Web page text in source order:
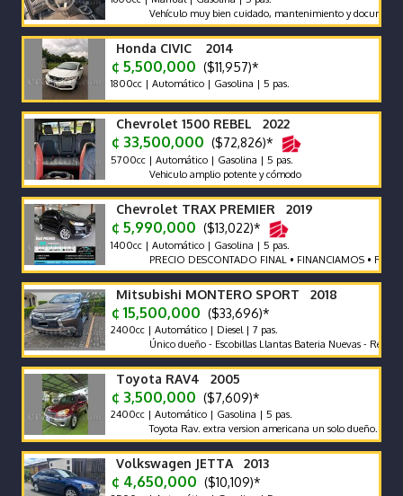
Vehículo muy bien cuidado, mantenimiento y documentos al
Honda CIVIC 2014
¢ 5,500,000 ($11,957)*
1800cc | Automático | Gasolina | 5 pas.
Chevrolet 1500 REBEL 2022
¢ 33,500,000 ($72,826)*
5700cc | Automático | Gasolina | 5 pas.
Vehiculo amplio potente y cómodo
Chevrolet TRAX PREMIER 2019
¢ 5,990,000 ($13,022)*
1400cc | Automático | Gasolina | 5 pas.
PRECIO DESCONTADO FINAL • FINANCIAMOS •
Mitsubishi MONTERO SPORT 2018
¢ 15,500,000 ($33,696)*
2400cc | Automático | Diesel | 7 pas.
Único dueño - Escobillas Llantas Bateria Nuevas - Recor de
Toyota RAV4 2005
¢ 3,500,000 ($7,609)*
2400cc | Automático | Gasolina | 5 pas.
Toyota Rav. extra version americana un solo dueño.
Volkswagen JETTA 2013
¢ 4,650,000 ($10,109)*